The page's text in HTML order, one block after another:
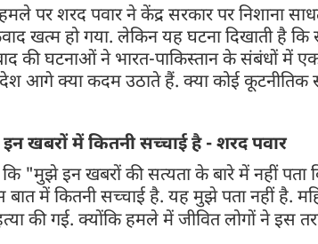
पर शरद पवार ने केंद्र सरकार पर निशाना
खत्म हो गया. लेकिन यह घटना दिखाती है कि
की घटनाओं ने भारत-पाकिस्तान के संबंधों में एक
आगे क्या कदम उठाते हैं. क्या कोई कूटनीतिक
खबरों में कितनी सच्चाई है - शरद पवार
"मुझे इन खबरों की सत्यता के बारे में नहीं पता
बात में कितनी सच्चाई है. यह मुझे पता नहीं है.
की गई. क्योंकि हमले में जीवित लोगों ने इस